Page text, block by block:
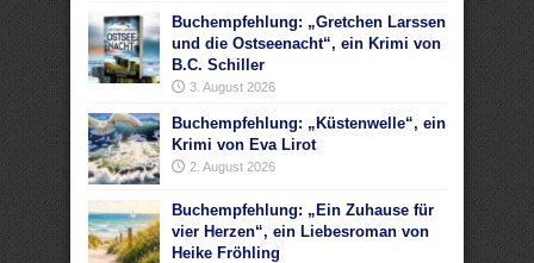
Buchempfehlung: „Gretchen Larssen
und die Ostseenacht“, ein Krimi von
B.C. Schiller
3. August 2026
Buchempfehlung: „Küstenwelle“, ein
Krimi von Eva Lirot
2. August 2026
Buchempfehlung: „Ein Zuhause für
vier Herzen“, ein Liebesroman von
Heike Fröhling